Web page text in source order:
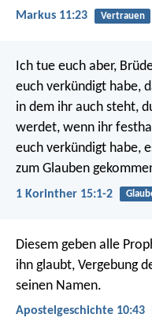
Markus 11:23 Vertrauen
Ich tue euch aber,
euch verkündigt habe,
in dem ihr auch steht,
werdet, wenn ihr
euch verkündigt habe,
zum Glauben
1 Korinther 15:1-2
Diesem geben alle
ihn glaubt, Vergebung
seinen Namen.
Apostelgeschichte 10:43